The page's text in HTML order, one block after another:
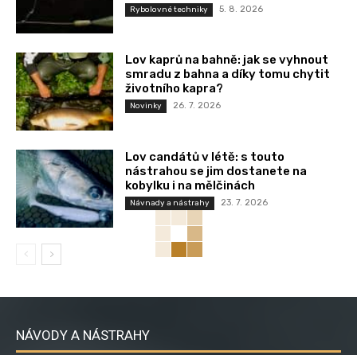
Rybolovné techniky 5. 8. 2026
Lov kaprů na bahně: jak se vyhnout
smradu z bahna a díky tomu chytit
životního kapra?
Novinky 26. 7. 2026
Lov candátů v létě: s touto
nástrahou se jim dostanete na
kobylku i na mělčinách
Návnady a nástrahy 23. 7. 2026
NÁVODY A NÁSTRAHY